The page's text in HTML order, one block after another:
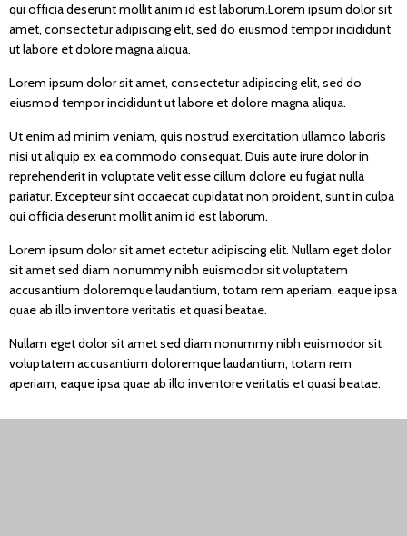
qui officia deserunt mollit anim id est laborum.Lorem ipsum dolor sit
amet, consectetur adipiscing elit, sed do eiusmod tempor incididunt
ut labore et dolore magna aliqua.
Lorem ipsum dolor sit amet, consectetur adipiscing elit, sed do
eiusmod tempor incididunt ut labore et dolore magna aliqua.
Ut enim ad minim veniam, quis nostrud exercitation ullamco laboris
nisi ut aliquip ex ea commodo consequat. Duis aute irure dolor in
reprehenderit in voluptate velit esse cillum dolore eu fugiat nulla
pariatur. Excepteur sint occaecat cupidatat non proident, sunt in culpa
qui officia deserunt mollit anim id est laborum.
Lorem ipsum dolor sit amet ectetur adipiscing elit. Nullam eget dolor
sit amet sed diam nonummy nibh euismodor sit voluptatem
accusantium doloremque laudantium, totam rem aperiam, eaque ipsa
quae ab illo inventore veritatis et quasi beatae.
Nullam eget dolor sit amet sed diam nonummy nibh euismodor sit
voluptatem accusantium doloremque laudantium, totam rem
aperiam, eaque ipsa quae ab illo inventore veritatis et quasi beatae.